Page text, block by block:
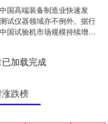
国高端装备制造业快速发
试仪器领域亦不例外。据行
国试验机市场规模持续增
加载完成
跌榜